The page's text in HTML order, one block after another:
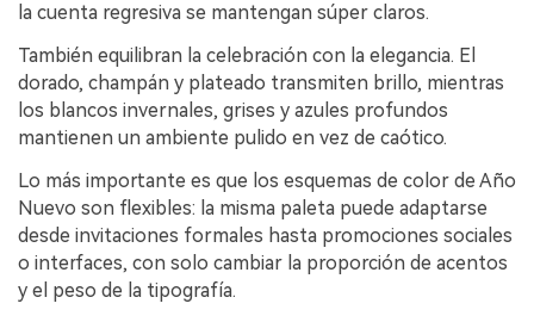
la cuenta regresiva se mantengan súper claros.
También equilibran la celebración con la elegancia. El
dorado, champán y plateado transmiten brillo, mientras
los blancos invernales, grises y azules profundos
mantienen un ambiente pulido en vez de caótico.
Lo más importante es que los esquemas de color de Año
Nuevo son flexibles: la misma paleta puede adaptarse
desde invitaciones formales hasta promociones sociales
o interfaces, con solo cambiar la proporción de acentos
y el peso de la tipografía.